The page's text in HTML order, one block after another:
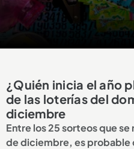
¿Quién inicia el año
de las loterías del
diciembre
Entre los 25 sorteos que
de diciembre, es probable